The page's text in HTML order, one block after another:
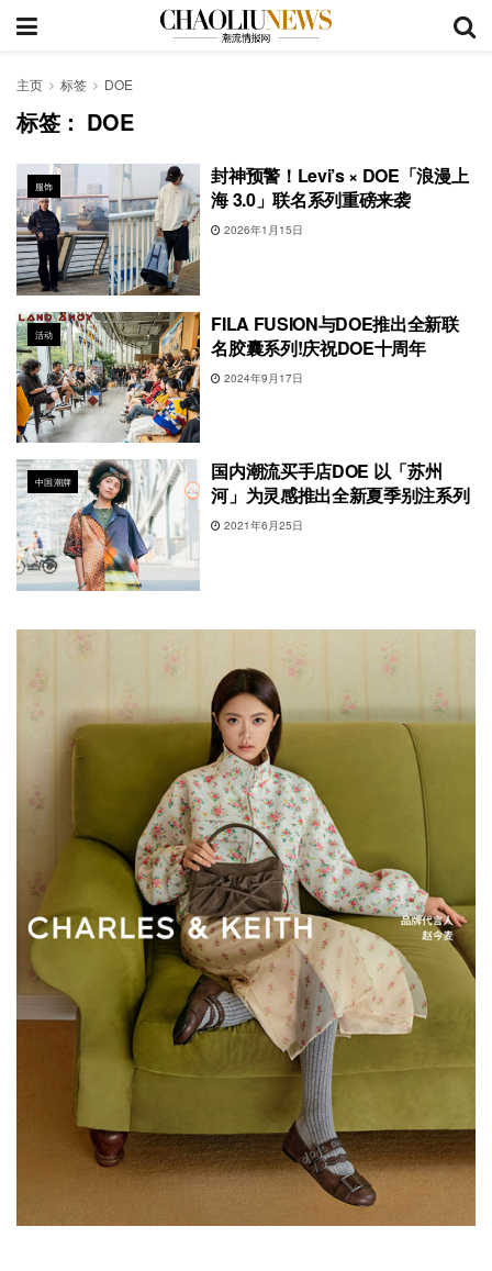
主页 标签 DOE
标签： DOE
服饰
封神预警！Levi’s × DOE「浪漫上
海 3.0」联名系列重磅来袭
2026年1月15日
活动
FILA FUSION与DOE推出全新联
名胶囊系列!庆祝DOE十周年
2024年9月17日
中国潮牌
国内潮流买手店DOE 以「苏州
河」为灵感推出全新夏季别注系列
2021年6月25日